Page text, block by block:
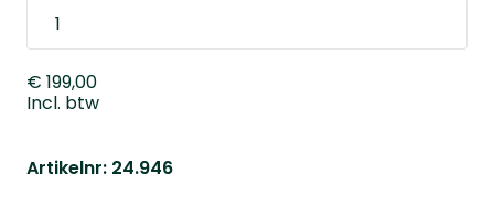
€ 199,00
Incl. btw
Artikelnr: 24.946